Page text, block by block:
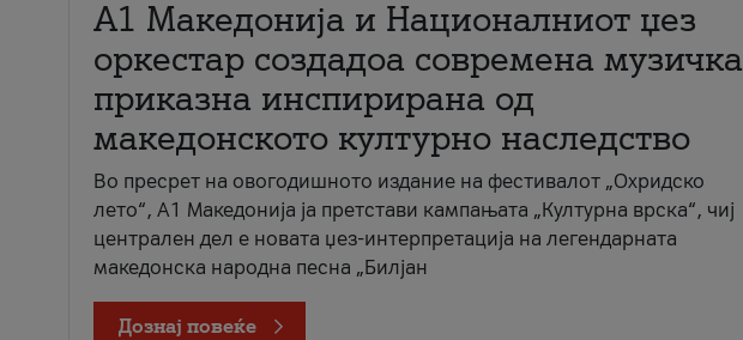
А1 Македонија и Националниот џез
оркестар создадоа современа музичка
приказна инспирирана од
македонското културно наследство
Во пресрет на овогодишното издание на фестивалот „Охридско
лето“, А1 Македонија ја претстави кампањата „Културна врска“, чиј
централен дел е новата џез-интерпретација на легендарната
македонска народна песна „Билјан
Дознај повеќе